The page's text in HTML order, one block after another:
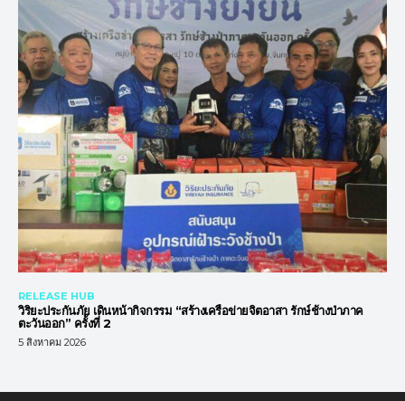
RELEASE HUB
วิริยะประกันภัย เดินหน้ากิจกรรม “สร้างเครือข่ายจิตอาสา รักษ์ช้างป่าภาค
ตะวันออก” ครั้งที่ 2
5 สิงหาคม 2026